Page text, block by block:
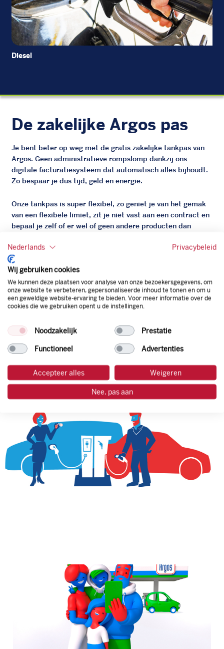
Diesel
De zakelijke Argos pas
Je bent beter op weg met de gratis zakelijke tankpas van
Argos. Geen administratieve rompslomp dankzij ons
digitale facturatiesysteem dat automatisch alles bijhoudt.
Zo bespaar je dus tijd, geld en energie.
Onze tankpas is super flexibel, zo geniet je van het gemak
van een flexibele limiet, zit je niet vast aan een contract en
bepaal je zelf of er wel of geen andere producten dan
Bovendien profiteer je altijd van een gegarandeerde
korting. Mocht de pompprijs toch lager zijn dan betaal je
natuurlijk de prijs aan de pomp. Zo ben je altijd verzekerd
van de laagste prijs.
Nederlands Privacybeleid
Wij gebruiken cookies
We kunnen deze plaatsen voor analyse van onze bezoekersgegevens, om
onze website te verbeteren, gepersonaliseerde inhoud te tonen en om u
een geweldige website-ervaring te bieden. Voor meer informatie over de
cookies die we gebruiken opent u de instellingen.
Noodzakelijk Prestatie
Functioneel Advertenties
Accepteer alles Weigeren
Nee, pas aan